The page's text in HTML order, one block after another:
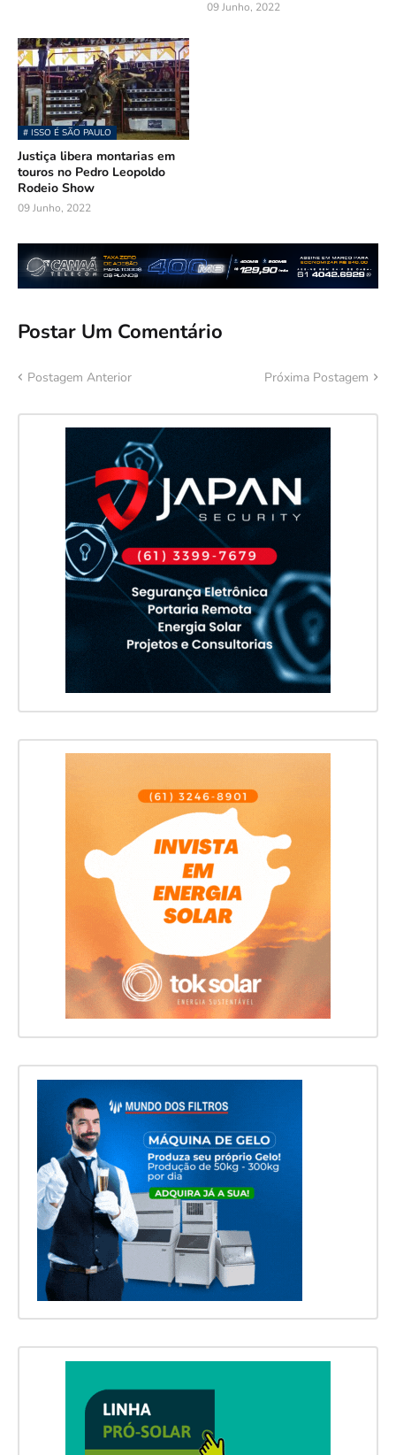
09 Junho, 2022
# ISSO É SÃO PAULO
Justiça libera montarias em
touros no Pedro Leopoldo
Rodeio Show
09 Junho, 2022
Postar Um Comentário
Postagem Anterior Próxima Postagem